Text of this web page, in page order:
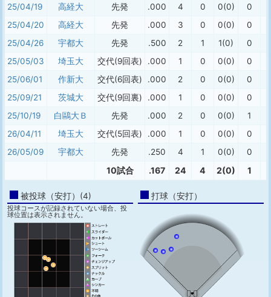
25/04/19
高経大 先発 .000 4 0 0(0) 0
25/04/20
高経大 先発 .000 3 0 0(0) 0
25/04/26
宇都大 先発 .500 2 1 1(0) 0
25/05/03
埼玉大 交代(9回表) .000 1 0 0(0) 0
25/06/01
作新大 交代(6回表) .000 2 0 0(0) 0
25/09/21
茨城大 交代(9回裏) .000 1 0 0(0) 0
25/10/19
白鷗大Ｂ 先発 .000 2 0 0(0) 1
26/04/11
埼玉大 交代(5回表) .000 1 0 0(0) 0
26/05/09
宇都大 先発 .250 4 1 0(0) 0
10試合 .167 24 4 2(0) 1
被投球（安打）(4)
投球コースが記録されていない場合、投
球位置は表示されません。
打球（安打）